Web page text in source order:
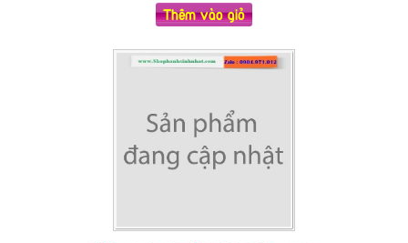
Thêm vào giỏ